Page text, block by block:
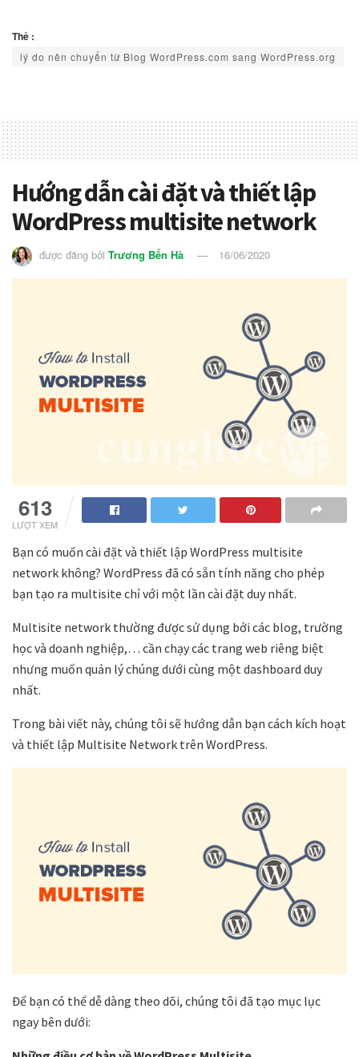
Thẻ :
lý do nên chuyển từ Blog WordPress.com sang WordPress.org
Hướng dẫn cài đặt và thiết lập
WordPress multisite network
được đăng bởi Trương Bến Hà 16/06/2020
613
LƯỢT XEM
Bạn có muốn cài đặt và thiết lập WordPress multisite
network không? WordPress đã có sẵn tính năng cho phép
bạn tạo ra multisite chỉ với một lần cài đặt duy nhất.
Multisite network thường được sử dụng bởi các blog, trường
học và doanh nghiệp,… cần chạy các trang web riêng biệt
nhưng muốn quản lý chúng dưới cùng một dashboard duy
nhất.
Trong bài viết này, chúng tôi sẽ hướng dẫn bạn cách kích hoạt
và thiết lập Multisite Network trên WordPress.
Để bạn có thể dễ dàng theo dõi, chúng tôi đã tạo mục lục
ngay bên dưới: